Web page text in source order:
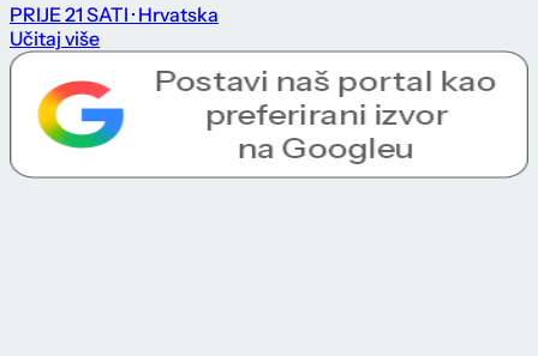
PRIJE 21 SATI · Hrvatska
Učitaj više